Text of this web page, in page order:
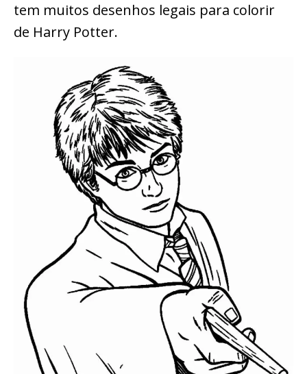
tem muitos desenhos legais para colorir
de Harry Potter.